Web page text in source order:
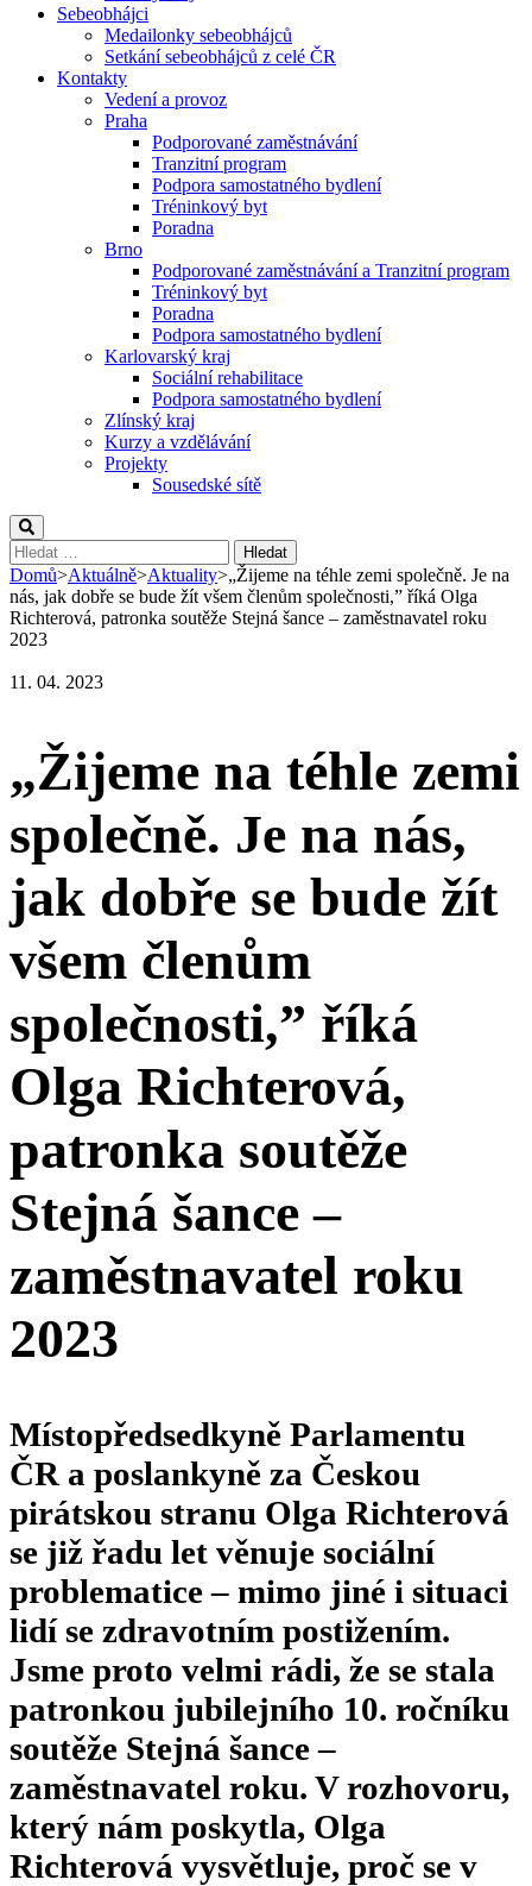
Sebeobhájci
Medailonky sebeobhájců
Setkání sebeobhájců z celé ČR
Kontakty
Vedení a provoz
Praha
Podporované zaměstnávání
Tranzitní program
Podpora samostatného bydlení
Tréninkový byt
Poradna
Brno
Podporované zaměstnávání a Tranzitní program
Tréninkový byt
Poradna
Podpora samostatného bydlení
Karlovarský kraj
Sociální rehabilitace
Podpora samostatného bydlení
Zlínský kraj
Kurzy a vzdělávání
Projekty
Sousedské sítě
Vyhledávání
Domů>Aktuálně>Aktuality>„Žijeme na téhle zemi společně. Je na
nás, jak dobře se bude žít všem členům společnosti,” říká Olga
Richterová, patronka soutěže Stejná šance – zaměstnavatel roku
2023
11. 04. 2023
„Žijeme na téhle zemi
společně. Je na nás,
jak dobře se bude žít
všem členům
společnosti,” říká
Olga Richterová,
patronka soutěže
Stejná šance –
zaměstnavatel roku
2023
Místopředsedkyně Parlamentu
ČR a poslankyně za Českou
pirátskou stranu Olga Richterová
se již řadu let věnuje sociální
problematice – mimo jiné i situaci
lidí se zdravotním postižením.
Jsme proto velmi rádi, že se stala
patronkou jubilejního 10. ročníku
soutěže Stejná šance –
zaměstnavatel roku. V rozhovoru,
který nám poskytla, Olga
Richterová vysvětluje, proč se v